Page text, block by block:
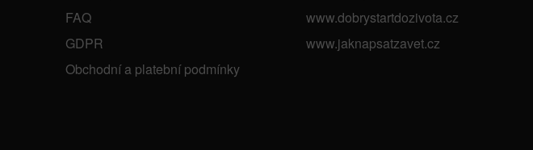
FAQ
GDPR
Obchodní a platební podmínky
www.dobrystartdozivota.cz
www.jaknapsatzavet.cz